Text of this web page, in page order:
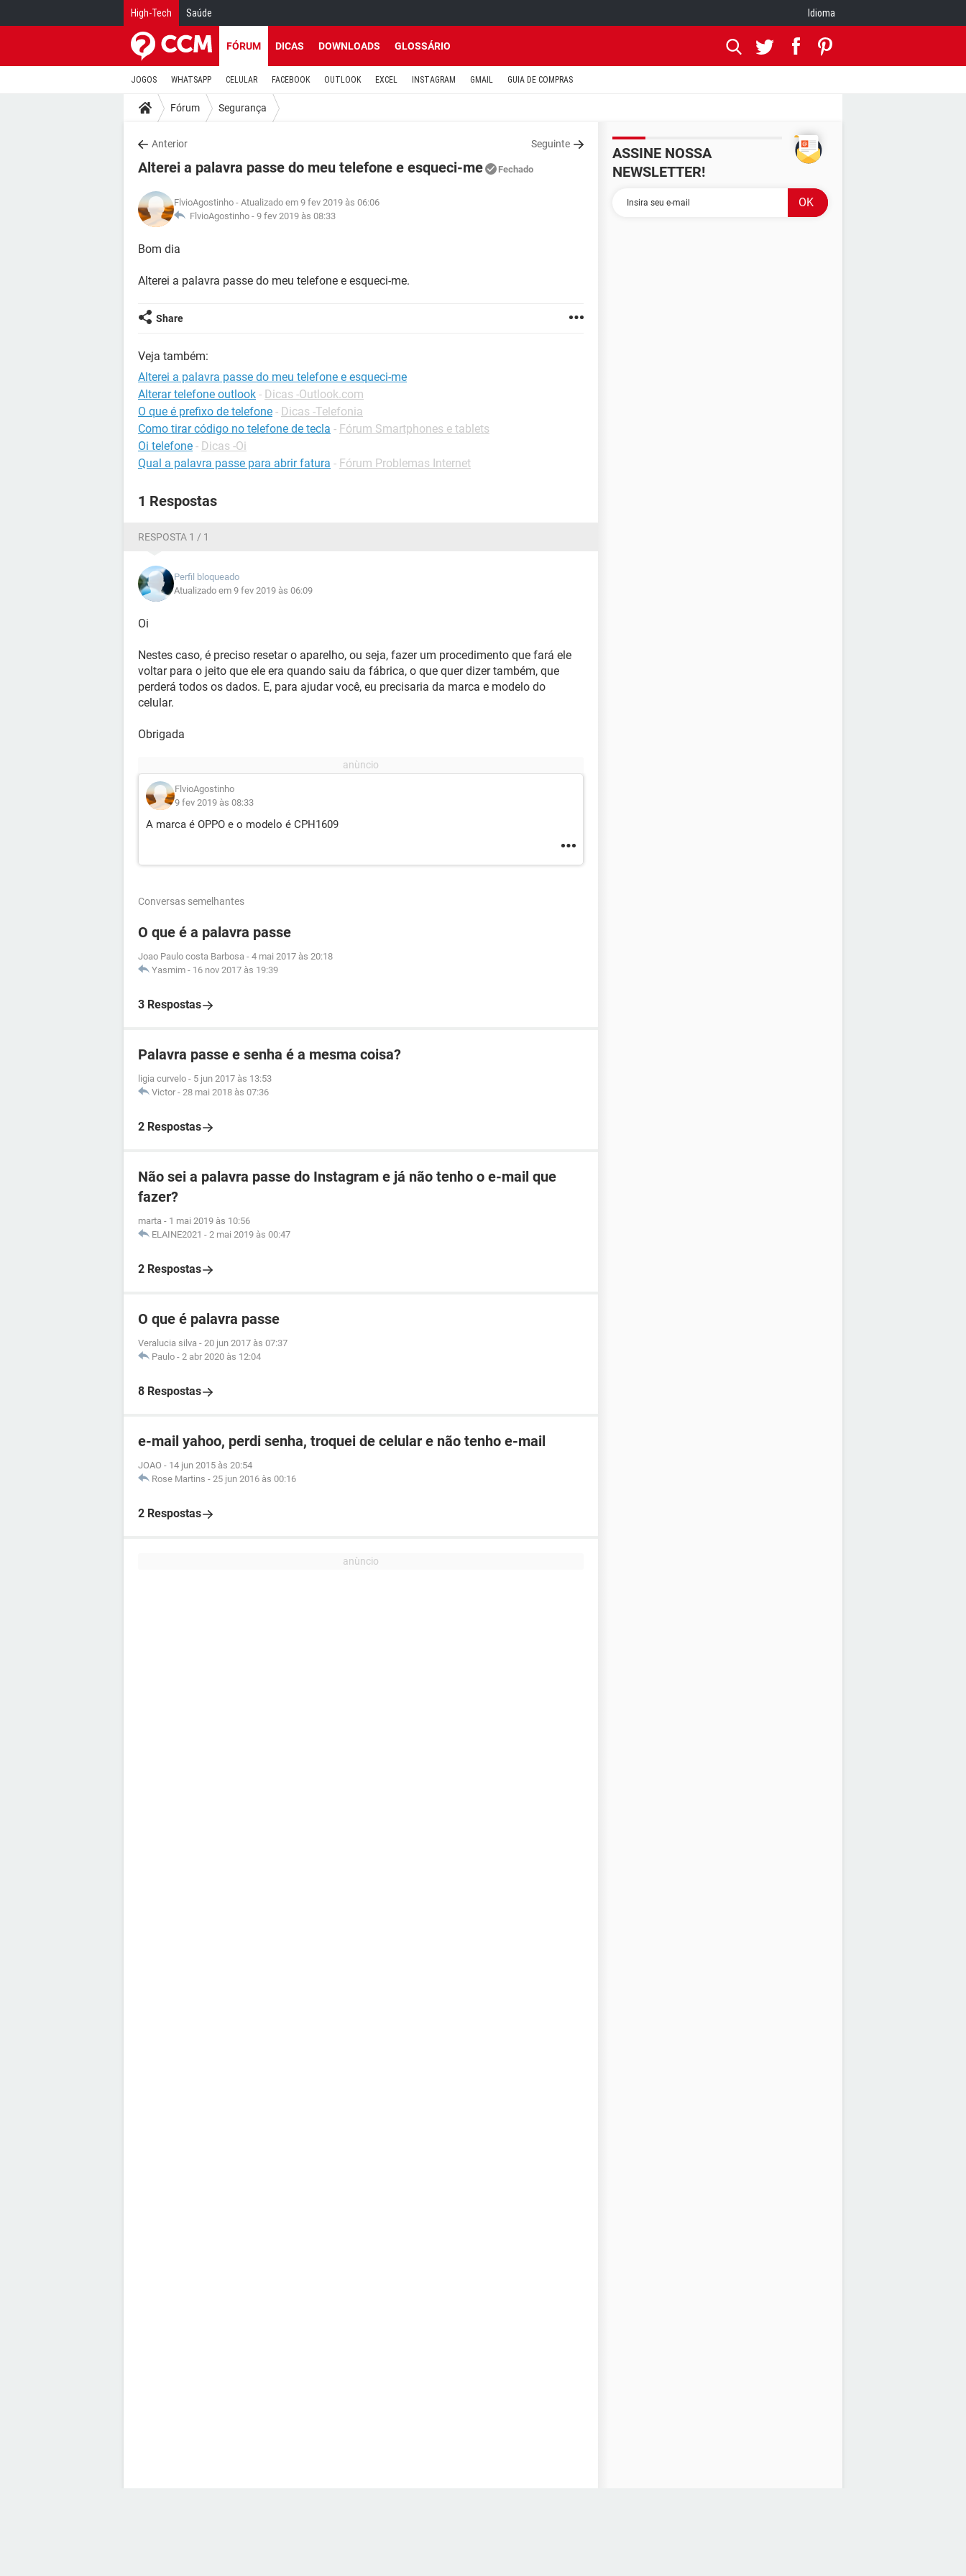
High-Tech Saúde Idioma
FÓRUM DICAS DOWNLOADS GLOSSÁRIO
JOGOS WHATSAPP CELULAR FACEBOOK OUTLOOK EXCEL INSTAGRAM GMAIL GUIA DE COMPRAS
Fórum Segurança
Anterior Seguinte
Alterei a palavra passe do meu telefone e esqueci-me Fechado
FlvioAgostinho - Atualizado em 9 fev 2019 às 06:06
FlvioAgostinho - 9 fev 2019 às 08:33
Bom dia
Alterei a palavra passe do meu telefone e esqueci-me.
Share
Veja também:
Alterei a palavra passe do meu telefone e esqueci-me
Alterar telefone outlook - Dicas -Outlook.com
O que é prefixo de telefone - Dicas -Telefonia
Como tirar código no telefone de tecla - Fórum Smartphones e tablets
Oi telefone - Dicas -Oi
Qual a palavra passe para abrir fatura - Fórum Problemas Internet
1 Respostas
RESPOSTA 1 / 1
Perfil bloqueado
Atualizado em 9 fev 2019 às 06:09
Oi
Nestes caso, é preciso resetar o aparelho, ou seja, fazer um procedimento que fará ele
voltar para o jeito que ele era quando saiu da fábrica, o que quer dizer também, que
perderá todos os dados. E, para ajudar você, eu precisaria da marca e modelo do
celular.
Obrigada
FlvioAgostinho
9 fev 2019 às 08:33
A marca é OPPO e o modelo é CPH1609
Conversas semelhantes
O que é a palavra passe
Joao Paulo costa Barbosa - 4 mai 2017 às 20:18
Yasmim - 16 nov 2017 às 19:39
3 Respostas
Palavra passe e senha é a mesma coisa?
ligia curvelo - 5 jun 2017 às 13:53
Victor - 28 mai 2018 às 07:36
2 Respostas
Não sei a palavra passe do Instagram e já não tenho o e-mail que
fazer?
marta - 1 mai 2019 às 10:56
ELAINE2021 - 2 mai 2019 às 00:47
2 Respostas
O que é palavra passe
Veralucia silva - 20 jun 2017 às 07:37
Paulo - 2 abr 2020 às 12:04
8 Respostas
e-mail yahoo, perdi senha, troquei de celular e não tenho e-mail
JOAO - 14 jun 2015 às 20:54
Rose Martins - 25 jun 2016 às 00:16
2 Respostas
ASSINE NOSSA
NEWSLETTER!